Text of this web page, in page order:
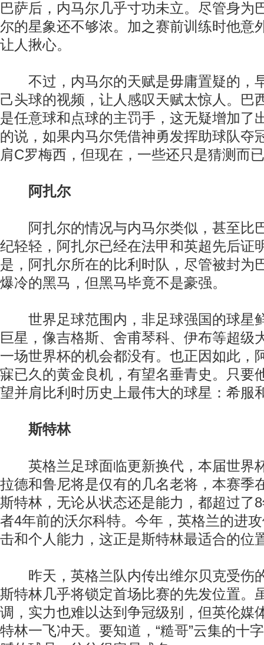
巴萨后，内马尔几乎寸功未立。尽管身为
尔的星象还不够浓。加之赛前训练时他意
让人揪心。
不过，内马尔的天赋是毋庸置疑的，
己头球的视频，让人感叹天赋太惊人。巴
是任意球和点球的主罚手，这无疑增加了
的说，如果内马尔凭借神勇发挥助球队夺
肩C罗梅西，但现在，一些还只是猜测而
阿扎尔
阿扎尔的情况与内马尔类似，甚至比
纪轻轻，阿扎尔已经在法甲和英超先后证
是，阿扎尔所在的比利时队，尽管被封为
爆冷的黑马，但黑马毕竟不是豪强。
世界足球范围内，非足球强国的球星
巨星，像吉格斯、舍甫琴科、伊布等超级
一场世界杯的机会都没有。也正因如此，
寐已久的黄金良机，有望名垂青史。只要
望并肩比利时历史上最伟大的球星：希服
斯特林
英格兰足球面临更新换代，本届世界
拉德和鲁尼将是仅有的几名老将，本赛季
斯特林，无论从状态还是能力，都超过了
者4年前的沃尔科特。今年，英格兰的进
击和个人能力，这正是斯特林最适合的位
昨天，英格兰队内传出维尔贝克受伤
斯特林几乎将锁定首场比赛的先发位置。
调，实力也难以达到争冠级别，但英伦媒
特林一飞冲天。要知道，“糙哥”云集的十